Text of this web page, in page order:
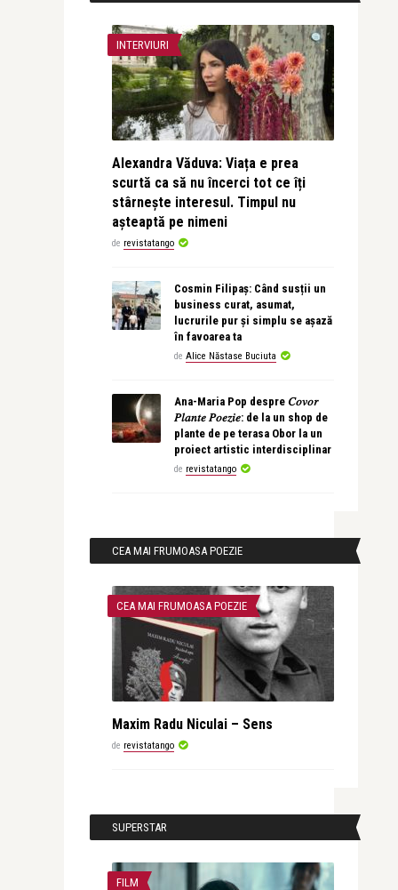
INTERVIURI
Alexandra Văduva: Viața e prea
scurtă ca să nu încerci tot ce îți
stârnește interesul. Timpul nu
așteaptă pe nimeni
de revistatango
Cosmin Filipaș: Când susții un
business curat, asumat,
lucrurile pur și simplu se așază
în favoarea ta
de Alice Năstase Buciuta
Ana-Maria Pop despre 𝐶𝑜𝑣𝑜𝑟
𝑃𝑙𝑎𝑛𝑡𝑒 𝑃𝑜𝑒𝑧𝑖𝑒: de la un shop de
plante de pe terasa Obor la un
proiect artistic interdisciplinar
de revistatango
CEA MAI FRUMOASA POEZIE
CEA MAI FRUMOASA POEZIE
Maxim Radu Niculai – Sens
de revistatango
SUPERSTAR
FILM